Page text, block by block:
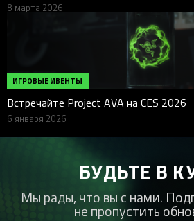
8 марта 2026
ИГРОВЫЕ ИВЕНТЫ
Встречайте Project AVA на CES 2026
6 января 2026
БУДЬТЕ В
Мы рады, что вы с нами.
не пропустить